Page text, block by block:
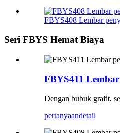
FBYS408 Lembar
Seri FBYS Hemat Biaya
FBYS411 Lembar
Dengan bubuk grafit,
pertanyaandetail